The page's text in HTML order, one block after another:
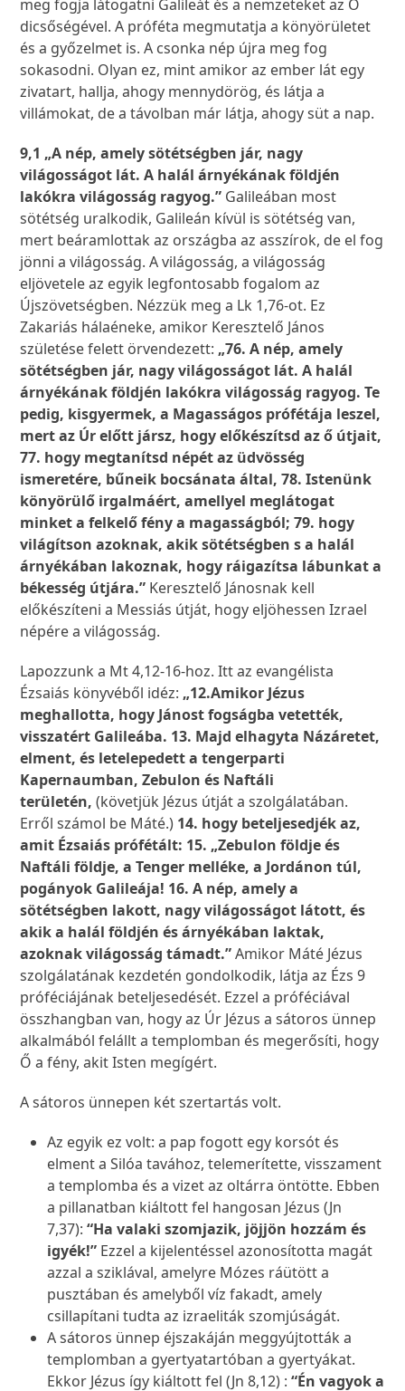
meg fogja látogatni Galileát és a nemzeteket az Ő
dicsőségével. A próféta megmutatja a könyörületet
és a győzelmet is. A csonka nép újra meg fog
sokasodni. Olyan ez, mint amikor az ember lát egy
zivatart, hallja, ahogy mennydörög, és látja a
villámokat, de a távolban már látja, ahogy süt a nap.
9,1 „A nép, amely sötétségben jár, nagy
világosságot lát. A halál árnyékának földjén
lakókra világosság ragyog.” Galileában most
sötétség uralkodik, Galileán kívül is sötétség van,
mert beáramlottak az országba az asszírok, de el fog
jönni a világosság. A világosság, a világosság
eljövetele az egyik legfontosabb fogalom az
Újszövetségben. Nézzük meg a Lk 1,76-ot. Ez
Zakariás hálaéneke, amikor Keresztelő János
születése felett örvendezett: „76. A nép, amely
sötétségben jár, nagy világosságot lát. A halál
árnyékának földjén lakókra világosság ragyog. Te
pedig, kisgyermek, a Magasságos prófétája leszel,
mert az Úr előtt jársz, hogy előkészítsd az ő útjait,
77. hogy megtanítsd népét az üdvösség
ismeretére, bűneik bocsánata által, 78. Istenünk
könyörülő irgalmáért, amellyel meglátogat
minket a felkelő fény a magasságból; 79. hogy
világítson azoknak, akik sötétségben s a halál
árnyékában lakoznak, hogy ráigazítsa lábunkat a
békesség útjára.” Keresztelő Jánosnak kell
előkészíteni a Messiás útját, hogy eljöhessen Izrael
népére a világosság.
Lapozzunk a Mt 4,12-16-hoz. Itt az evangélista
Ézsaiás könyvéből idéz: „12.Amikor Jézus
meghallotta, hogy Jánost fogságba vetették,
visszatért Galileába. 13. Majd elhagyta Názáretet,
elment, és letelepedett a tengerparti
Kapernaumban, Zebulon és Naftáli
területén,(követjük Jézus útját a szolgálatában.
Erről számol be Máté.) 14. hogy beteljesedjék az,
amit Ézsaiás prófétált: 15. „Zebulon földje és
Naftáli földje, a Tenger melléke, a Jordánon túl,
pogányok Galileája! 16. A nép, amely a
sötétségben lakott, nagy világosságot látott, és
akik a halál földjén és árnyékában laktak,
azoknak világosság támadt.”Amikor Máté Jézus
szolgálatának kezdetén gondolkodik, látja az Ézs 9
próféciájának beteljesedését. Ezzel a próféciával
összhangban van, hogy az Úr Jézus a sátoros ünnep
alkalmából felállt a templomban és megerősíti, hogy
Ő a fény, akit Isten megígért.
A sátoros ünnepen két szertartás volt.
Az egyik ez volt: a pap fogott egy korsót és
elment a Silóa tavához, telemerítette, visszament
a templomba és a vizet az oltárra öntötte. Ebben
a pillanatban kiáltott fel hangosan Jézus (Jn
7,37):“Ha valaki szomjazik, jöjjön hozzám és
igyék!” Ezzel a kijelentéssel azonosította magát
azzal a sziklával, amelyre Mózes ráütött a
pusztában és amelyből víz fakadt, amely
csillapítani tudta az izraeliták szomjúságát.
A sátoros ünnep éjszakáján meggyújtották a
templomban a gyertyatartóban a gyertyákat.
Ekkor Jézus így kiáltott fel (Jn 8,12) :“Én vagyok a